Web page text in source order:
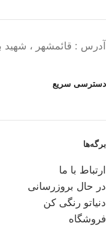
آدرس : قائمشهر ، شهید بهشتی
دسترسی سریع
برگه‌ها
ارتباط با ما
در حال بروزرسانی
دنیاتو رنگی کن
فروشگاه